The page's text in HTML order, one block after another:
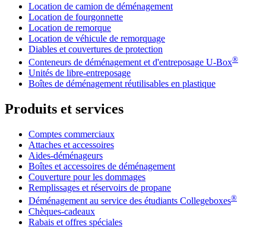
Location de camion de déménagement
Location de fourgonnette
Location de remorque
Location de véhicule de remorquage
Diables et couvertures de protection
Conteneurs de déménagement et d'entreposage U-Box®
Unités de libre-entreposage
Boîtes de déménagement réutilisables en plastique
Produits et services
Comptes commerciaux
Attaches et accessoires
Aides-déménageurs
Boîtes et accessoires de déménagement
Couverture pour les dommages
Remplissages et réservoirs de propane
Déménagement au service des étudiants Collegeboxes®
Chèques-cadeaux
Rabais et offres spéciales